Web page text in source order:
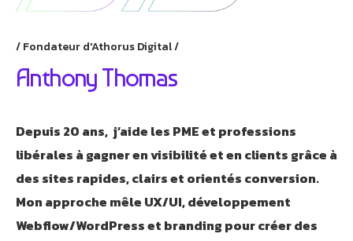
Fondateur d'Athorus Digital
Anthony Thomas
Depuis 20 ans, j’aide les PME et professions
libérales à gagner en visibilité et en clients grâce à
des sites rapides, clairs et orientés conversion.
Mon approche mêle UX/UI, développement
Webflow/WordPress et branding pour créer des